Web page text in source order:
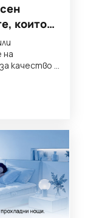
които
на
качество и